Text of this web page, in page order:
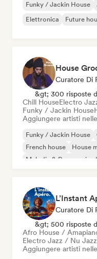
Funky / Jackin House
Elettronica
Future
House
Curatore Di
&gt; 300 risposte
Chill HouseElectro
Funky / Jackin House
Aggiungere artisti
Funky / Jackin House
French house
House
Melodic & Progressive
L’Instant
Curatore Di
&gt; 500 risposte
Afro House /
Electro Jazz / Nu Jazz
Aggiungere artisti